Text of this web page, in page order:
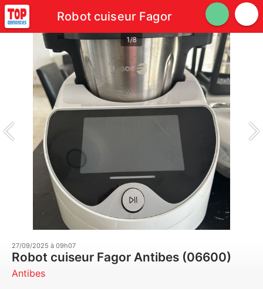
Robot cuiseur Fagor
1/8
27/09/2025 à 09h07
Robot cuiseur Fagor Antibes (06600)
Antibes